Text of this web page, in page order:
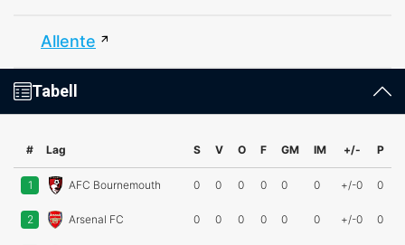
Allente
Tabell
# Lag S V O F GM IM +/- P
1 AFC Bournemouth 0 0 0 0 0 0 +/-0 0
2 Arsenal FC 0 0 0 0 0 0 +/-0 0